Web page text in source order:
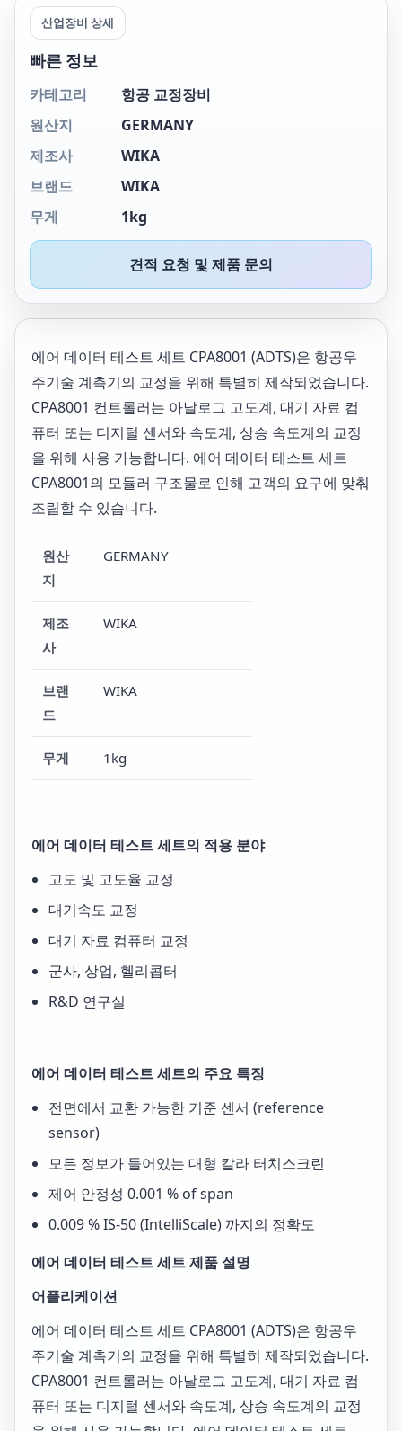
산업장비 상세
빠른 정보
카테고리
항공 교정장비
원산지
GERMANY
제조사
WIKA
브랜드
WIKA
무게
1kg
견적 요청 및 제품 문의
에어 데이터 테스트 세트 CPA8001 (ADTS)은 항공우
주기술 계측기의 교정을 위해 특별히 제작되었습니다.
CPA8001 컨트롤러는 아날로그 고도계, 대기 자료 컴
퓨터 또는 디지털 센서와 속도계, 상승 속도계의 교정
을 위해 사용 가능합니다. 에어 데이터 테스트 세트
CPA8001의 모듈러 구조물로 인해 고객의 요구에 맞춰
조립할 수 있습니다.
원산
지
GERMANY
제조
사
WIKA
브랜
드
WIKA
무게 1kg
에어 데이터 테스트 세트의 적용 분야
고도 및 고도율 교정
대기속도 교정
대기 자료 컴퓨터 교정
군사, 상업, 헬리콥터
R&D 연구실
에어 데이터 테스트 세트의 주요 특징
전면에서 교환 가능한 기준 센서 (reference
sensor)
모든 정보가 들어있는 대형 칼라 터치스크린
제어 안정성 0.001 % of span
0.009 % IS-50 (IntelliScale) 까지의 정확도
에어 데이터 테스트 세트 제품 설명
어플리케이션
에어 데이터 테스트 세트 CPA8001 (ADTS)은 항공우
주기술 계측기의 교정을 위해 특별히 제작되었습니다.
CPA8001 컨트롤러는 아날로그 고도계, 대기 자료 컴
퓨터 또는 디지털 센서와 속도계, 상승 속도계의 교정